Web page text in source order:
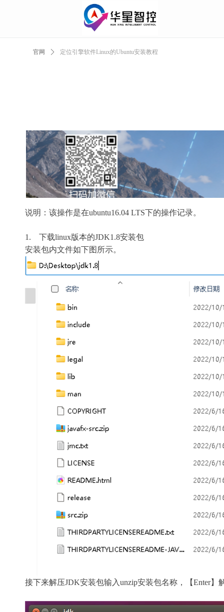
官网 ꄲ 定位引擎软件Linux的Ubuntu安装教程
说明：该操作是在ubuntu16.04 LTS下的操作记录。
1. 下载linux版本的JDK1.8安装包
安装包内文件如下图所示。
接下来解压JDK安装包输入unzip安装包名称，【Enter】